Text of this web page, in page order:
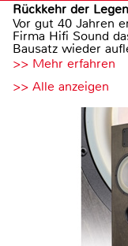
Rückkehr der
Vor gut 40 Jahren
Firma Hifi Sound
Bausatz wieder
>> Mehr erfahren
>> Alle anzeigen